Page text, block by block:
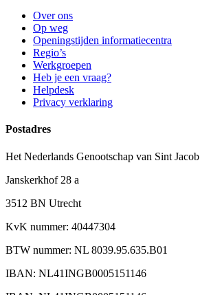
Over ons
Op weg
Openingstijden informatiecentra
Regio’s
Werkgroepen
Heb je een vraag?
Helpdesk
Privacy verklaring
Postadres
Het Nederlands Genootschap van Sint Jacob
Janskerkhof 28 a
3512 BN Utrecht
KvK nummer: 40447304
BTW nummer: NL 8039.95.635.B01
IBAN: NL41INGB0005151146